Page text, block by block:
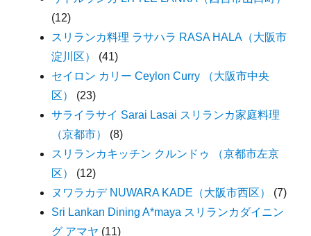
(12)
スリランカ料理 ラサハラ RASA HALA（大阪市
淀川区）
(41)
セイロン カリー Ceylon Curry （大阪市中央
区）
(23)
サライラサイ Sarai Lasai スリランカ家庭料理
（京都市）
(8)
スリランカキッチン クルンドゥ （京都市左京
区）
(12)
ヌワラカデ NUWARA KADE（大阪市西区）
(7)
Sri Lankan Dining A*maya スリランカダイニン
グ アマヤ (11)